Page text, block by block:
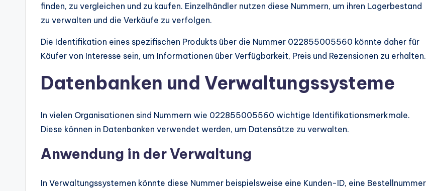
finden, zu vergleichen und zu kaufen. Einzelhändler nutzen diese Nummern, um ihren Lagerbestand
zu verwalten und die Verkäufe zu verfolgen.
Die Identifikation eines spezifischen Produkts über die Nummer 022855005560 könnte daher für
Käufer von Interesse sein, um Informationen über Verfügbarkeit, Preis und Rezensionen zu erhalten.
Datenbanken und Verwaltungssysteme
In vielen Organisationen sind Nummern wie 022855005560 wichtige Identifikationsmerkmale.
Diese können in Datenbanken verwendet werden, um Datensätze zu verwalten.
Anwendung in der Verwaltung
In Verwaltungssystemen könnte diese Nummer beispielsweise eine Kunden-ID, eine Bestellnummer